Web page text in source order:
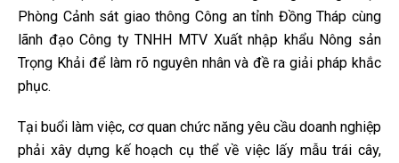
Phòng Cảnh sát giao thông Công an tỉnh Đồng Tháp cùng
lãnh đạo Công ty TNHH MTV Xuất nhập khẩu Nông sản
Trọng Khải để làm rõ nguyên nhân và đề ra giải pháp khắc
phục.
Tại buổi làm việc, cơ quan chức năng yêu cầu doanh nghiệp
phải xây dựng kế hoạch cụ thể về việc lấy mẫu trái cây,